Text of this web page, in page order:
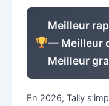
Meilleur
— Meilleur
Meilleur
En 2026, Tally